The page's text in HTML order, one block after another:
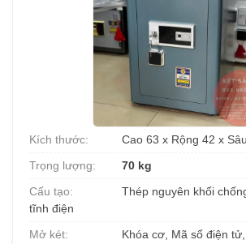
Kích thước:
Cao 63 x Rộng 42 x
Trọng lượng:
70 kg
Cấu tạo:
Thép nguyên khối
tĩnh điện
Mở két:
Khóa cơ, Mã số điện